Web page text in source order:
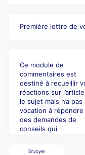
Envoyer